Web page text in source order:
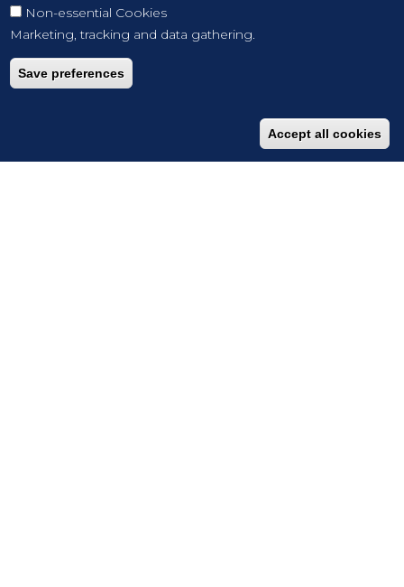
Non-essential Cookies
Marketing, tracking and data gathering.
Save preferences
Accept all cookies